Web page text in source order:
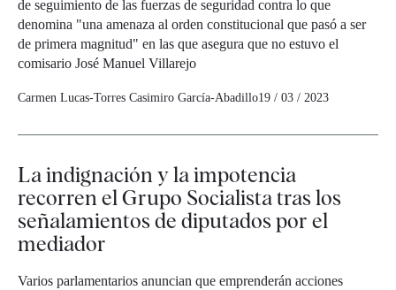
de seguimiento de las fuerzas de seguridad contra lo que
denomina "una amenaza al orden constitucional que pasó a ser
de primera magnitud" en las que asegura que no estuvo el
comisario José Manuel Villarejo
Carmen Lucas-Torres Casimiro García-Abadillo19 / 03 / 2023
La indignación y la impotencia
recorren el Grupo Socialista tras los
señalamientos de diputados por el
mediador
Varios parlamentarios anuncian que emprenderán acciones